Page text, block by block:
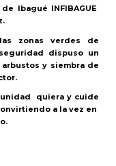
Ibagué INFIBAGUE
zonas verdes de
dispuso un
y siembra de
quiera y cuide
a la vez en